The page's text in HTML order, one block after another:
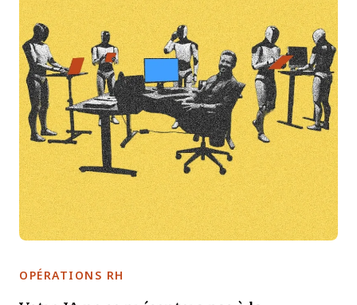
OPÉRATIONS RH